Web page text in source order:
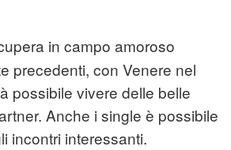
in campo amoroso
precedenti, con Venere nel
possibile vivere delle belle
Anche i single è possibile
incontri interessanti.